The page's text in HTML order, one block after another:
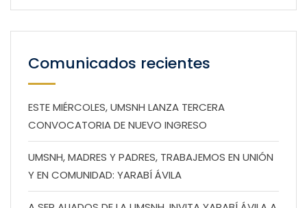
Comunicados recientes
ESTE MIÉRCOLES, UMSNH LANZA TERCERA
CONVOCATORIA DE NUEVO INGRESO
UMSNH, MADRES Y PADRES, TRABAJEMOS EN UNIÓN
Y EN COMUNIDAD: YARABÍ ÁVILA